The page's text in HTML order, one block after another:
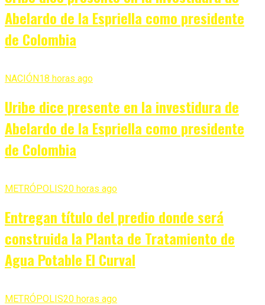
Abelardo de la Espriella como presidente
de Colombia
NACIÓN18 horas ago
Uribe dice presente en la investidura de
Abelardo de la Espriella como presidente
de Colombia
METRÓPOLIS20 horas ago
Entregan título del predio donde será
construida la Planta de Tratamiento de
Agua Potable El Curval
METRÓPOLIS20 horas ago